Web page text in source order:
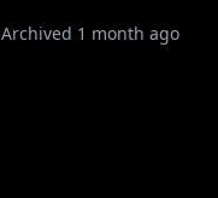
Archived 1 month ago